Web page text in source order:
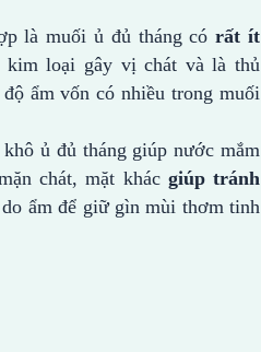
là muối ủ đủ tháng córất ít
loại gây vị chát và là thủ
ẩm vốn có nhiều trong muối
ủ đủ tháng giúp nước mắm
chát, mặt khác giúp tránh
do ẩm để giữ gìn mùi thơm tinh